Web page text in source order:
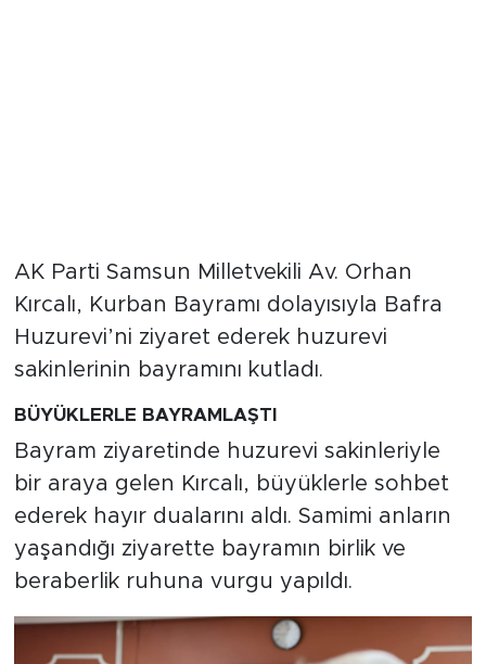
AK Parti Samsun Milletvekili Av. Orhan
Kırcalı, Kurban Bayramı dolayısıyla Bafra
Huzurevi’ni ziyaret ederek huzurevi
sakinlerinin bayramını kutladı.
BÜYÜKLERLE BAYRAMLAŞTI
Bayram ziyaretinde huzurevi sakinleriyle
bir araya gelen Kırcalı, büyüklerle sohbet
ederek hayır dualarını aldı. Samimi anların
yaşandığı ziyarette bayramın birlik ve
beraberlik ruhuna vurgu yapıldı.